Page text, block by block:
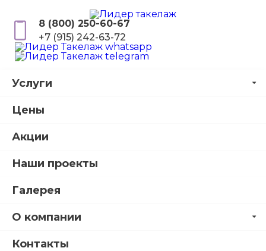
Услуги
Цены
Акции
Наши проекты
Галерея
О компании
Контакты
8 (800) 250-60-67
+7 (915) 242-63-72
О компании
профессионалов, которые оказывают
разгрузкой, доставкой и монтажом всех видов